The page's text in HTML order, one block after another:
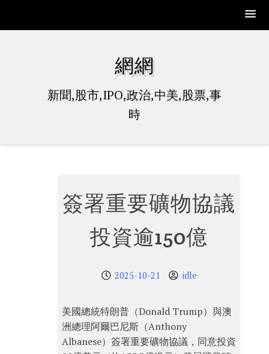
網網
新聞,股市,IPO,政治,中美,股票,事
時
簽署重要礦物協議
投資逾150億
2025-10-21 idle
美國總統特朗普（Donald Trump）與澳
洲總理阿爾巴尼斯（Anthony
Albanese）簽署重要礦物協議，同意投資